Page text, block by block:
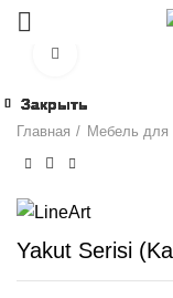
Главная Мебель для
Yakut Serisi
Закрыть
Закрыть
Закрыть
Закрыть
Закрыть
Закрыть
Закрыть
Закрыть